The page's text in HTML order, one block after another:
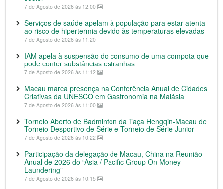
7 de Agosto de 2026 às 12:00
Serviços de saúde apelam à população para estar atenta
ao risco de hipertermia devido às temperaturas elevadas
7 de Agosto de 2026 às 11:20
IAM apela à suspensão do consumo de uma compota que
pode conter substâncias estranhas
7 de Agosto de 2026 às 11:12
Macau marca presença na Conferência Anual de Cidades
Criativas da UNESCO em Gastronomia na Malásia
7 de Agosto de 2026 às 11:00
Torneio Aberto de Badminton da Taça Hengqin-Macau de
Torneio Desportivo de Série e Torneio de Série Junior
7 de Agosto de 2026 às 10:22
Participação da delegação de Macau, China na Reunião
Anual de 2026 do “Asia / Pacific Group On Money
Laundering”
7 de Agosto de 2026 às 10:15